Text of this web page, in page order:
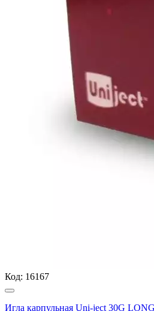
Код: 16167
Игла карпульная Uni-ject 30G